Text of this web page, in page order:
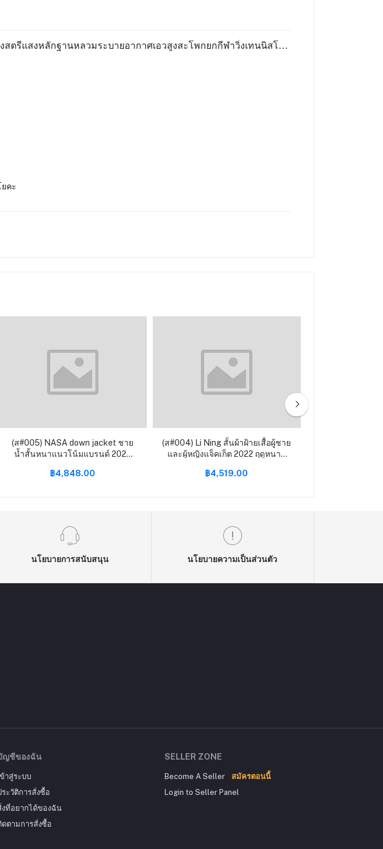
ข้อมูลเฉพาะของ Lulu กีฬากระโปรงสตรีแสงหลักฐานหลวมระบายอากาศเอวสูงสะโพกยกกีฬาวิ่งเทนนิสโยคะกระโปรง
ยคะ
(ส#005) NASA down jacket ชาย
น้ำสั้นหนาแนวโน้มแบรนด์ 2022
฿4,848.00
(ส#004) Li Ning สั้นผ้าฝ้ายเสื้อผู้ชาย
และผู้หญิงแจ็คเก็ต 2022 ฤดูหนาว
฿4,519.00
นโยบายการสนับสนุน นโยบายความเป็นส่วนตัว
ญชีของฉัน
ข้าสู่ระบบ
ระวัติการสั่งซื้อ
งที่อยากได้ของฉัน
ดตามการสั่งซื้อ
SELLER ZONE
Become A Seller
สมัครตอนนี้
Login to Seller Panel